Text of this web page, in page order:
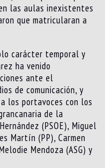
las aulas inexistentes
que matricularan a
carácter temporal y
ha venido
ante el
de comunicación, y
los portavoces con los
de la
(PSOE), Miguel
Martín (PP), Carmen
Mendoza (ASG) y